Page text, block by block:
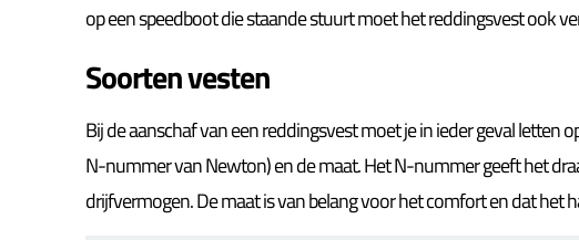
op een speedboot die staande stuurt moet het reddingsvest ook
Soorten vesten
Bij de aanschaf van een reddingsvest moet je in ieder geval letten
N-nummer van Newton) en de maat. Het N-nummer geeft het
drijfvermogen. De maat is van belang voor het comfort en dat het